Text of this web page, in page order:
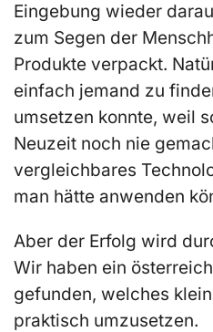
Eingebung wieder
zum Segen der
Produkte verpackt.
einfach jemand zu
umsetzen konnte, weil
Neuzeit noch nie
vergleichbares
man hätte anwenden
Aber der Erfolg wird
Wir haben ein
gefunden, welches
praktisch umzusetzen.